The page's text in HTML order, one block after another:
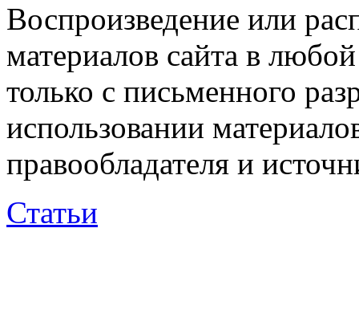
Воспроизведение или
материалов сайта в
только с письменного
использовании
правообладателя и
Статьи